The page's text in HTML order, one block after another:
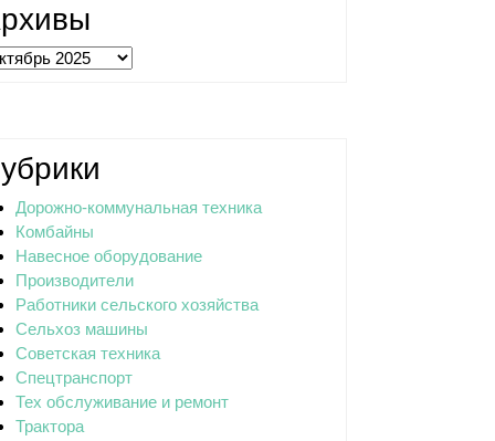
Дорожно-коммунальная техника
Комбайны
Навесное оборудование
Производители
Работники сельского хозяйства
Сельхоз машины
Советская техника
Спецтранспорт
Тех обслуживание и ремонт
Трактора